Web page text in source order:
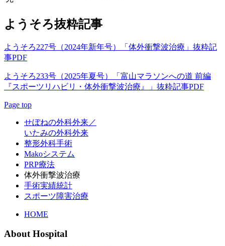
ようそろ抜粋記事
ようそろ227号（2024年新年号）「体外衝撃波治療」抜粋記
事PDF
ようそろ233号（2025年夏号）「富山マラソンへの道 前編
『スポーツリハビリ・体外衝撃波治療』」抜粋記事PDF
Page top
せぼねの外科外来／
いたみの外科外来
整形外科手術
Makoシステム
PRP療法
体外衝撃波治療
手術実績統計
スポーツ障害治療
MainHOME
About Hospital